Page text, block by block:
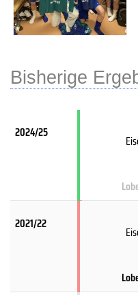
Bisherige
2024/25
2021/22